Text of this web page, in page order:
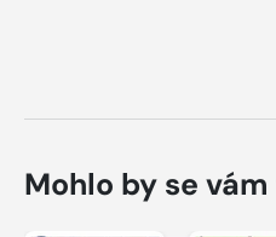
Mohlo by se